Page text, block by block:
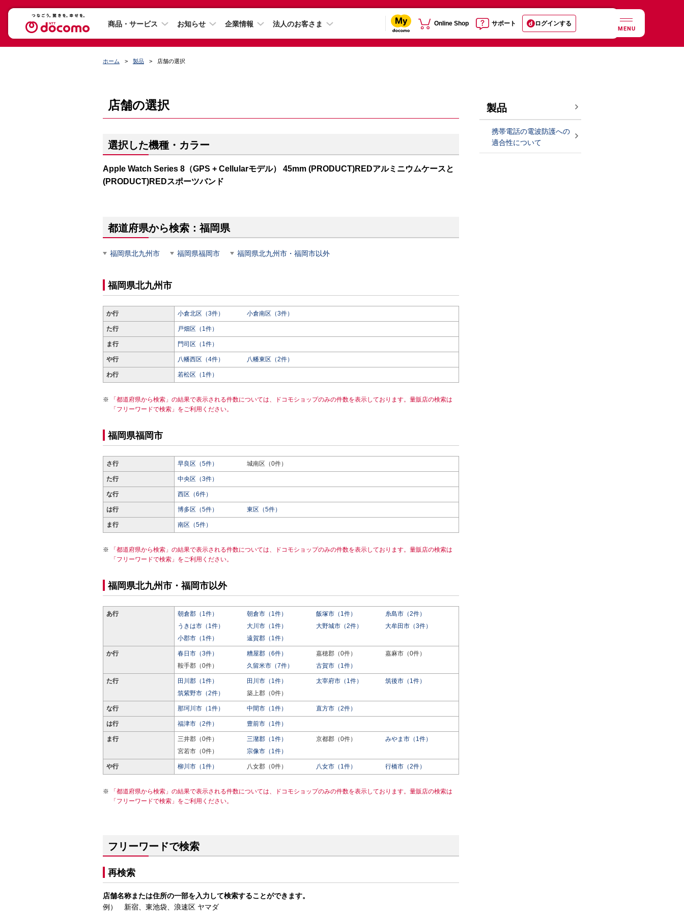
商品・サービス お知らせ 企業情報 法人のお客さま Online Shop サポート ログインする
MENU
ホーム 製品 店舗の選択
店舗の選択
選択した機種・カラー
Apple Watch Series 8（GPS + Cellularモデル） 45mm (PRODUCT)REDアルミニウムケースと
(PRODUCT)REDスポーツバンド
都道府県から検索：福岡県
福岡県北九州市 福岡県福岡市 福岡県北九州市・福岡市以外
福岡県北九州市
か行 小倉北区（3件） 小倉南区（3件）
た行 戸畑区（1件）
ま行 門司区（1件）
や行 八幡西区（4件） 八幡東区（2件）
わ行 若松区（1件）
「都道府県から検索」の結果で表示される件数については、ドコモショップのみの件数を表示しております。量販店の検索は
「フリーワードで検索」をご利用ください。
福岡県福岡市
さ行 早良区（5件） 城南区（0件）
た行 中央区（3件）
な行 西区（6件）
は行 博多区（5件） 東区（5件）
ま行 南区（5件）
「都道府県から検索」の結果で表示される件数については、ドコモショップのみの件数を表示しております。量販店の検索は
「フリーワードで検索」をご利用ください。
福岡県北九州市・福岡市以外
あ行 朝倉郡（1件） 朝倉市（1件） 飯塚市（1件）
糸島市（2件）
うきは市（1件）
大川市（1件） 大野城市（2件）
大牟田市（3件）
小郡市（1件）
遠賀郡（1件）
か行 春日市（3件） 糟屋郡（6件） 嘉穂郡（0件）
嘉麻市（0件）
鞍手郡（0件）
久留米市（7件） 古賀市（1件）
た行 田川郡（1件） 田川市（1件） 太宰府市（1件）
筑後市（1件）
筑紫野市（2件）
築上郡（0件）
な行 那珂川市（1件） 中間市（1件） 直方市（2件）
は行 福津市（2件） 豊前市（1件）
ま行 三井郡（0件） 三潴郡（1件） 京都郡（0件）
みやま市（1件）
宮若市（0件）
宗像市（1件）
や行 柳川市（1件） 八女郡（0件） 八女市（1件） 行橋市（2件）
「都道府県から検索」の結果で表示される件数については、ドコモショップのみの件数を表示しております。量販店の検索は
「フリーワードで検索」をご利用ください。
フリーワードで検索
再検索
店舗名称または住所の一部を入力して検索することができます。
例） 新宿、東池袋、浪速区 ヤマダ
製品
携帯電話の電波防護への
適合性について